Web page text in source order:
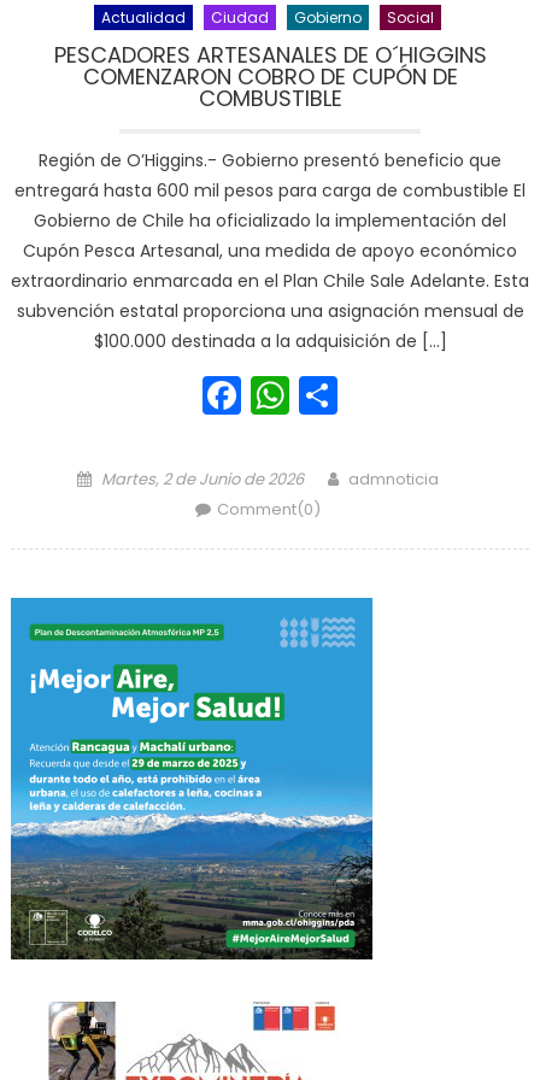
Actualidad Ciudad Gobierno Social
PESCADORES ARTESANALES DE O´HIGGINS
COMENZARON COBRO DE CUPÓN DE
COMBUSTIBLE
Región de O’Higgins.- Gobierno presentó beneficio que
entregará hasta 600 mil pesos para carga de combustible El
Gobierno de Chile ha oficializado la implementación del
Cupón Pesca Artesanal, una medida de apoyo económico
extraordinario enmarcada en el Plan Chile Sale Adelante. Esta
subvención estatal proporciona una asignación mensual de
$100.000 destinada a la adquisición de […]
Facebook
WhatsApp
Posted on
Martes, 2 de Junio de 2026 Author
admnoticia
Comment(0)